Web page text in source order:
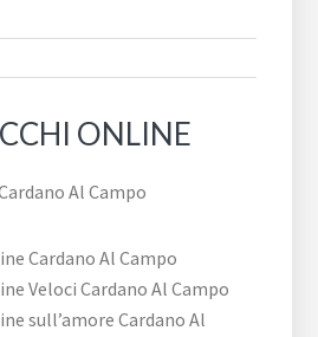
ONLINE
Cardano Al Campo
Veloci Cardano Al Campo
sull’amore Cardano Al